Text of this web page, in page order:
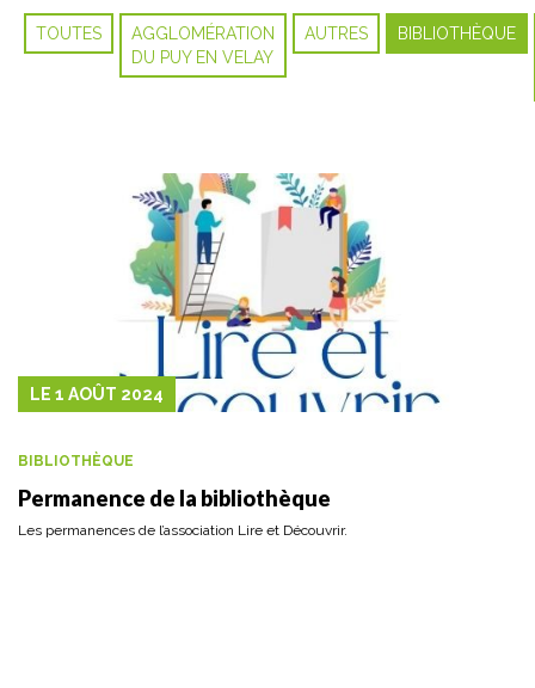
TOUTES
AGGLOMÉRATION
DU PUY EN VELAY
AUTRES BIBLIOTHÈQUE
LE 1 AOÛT 2024
BIBLIOTHÈQUE
Permanence de la bibliothèque
Les permanences de l’association Lire et Découvrir.